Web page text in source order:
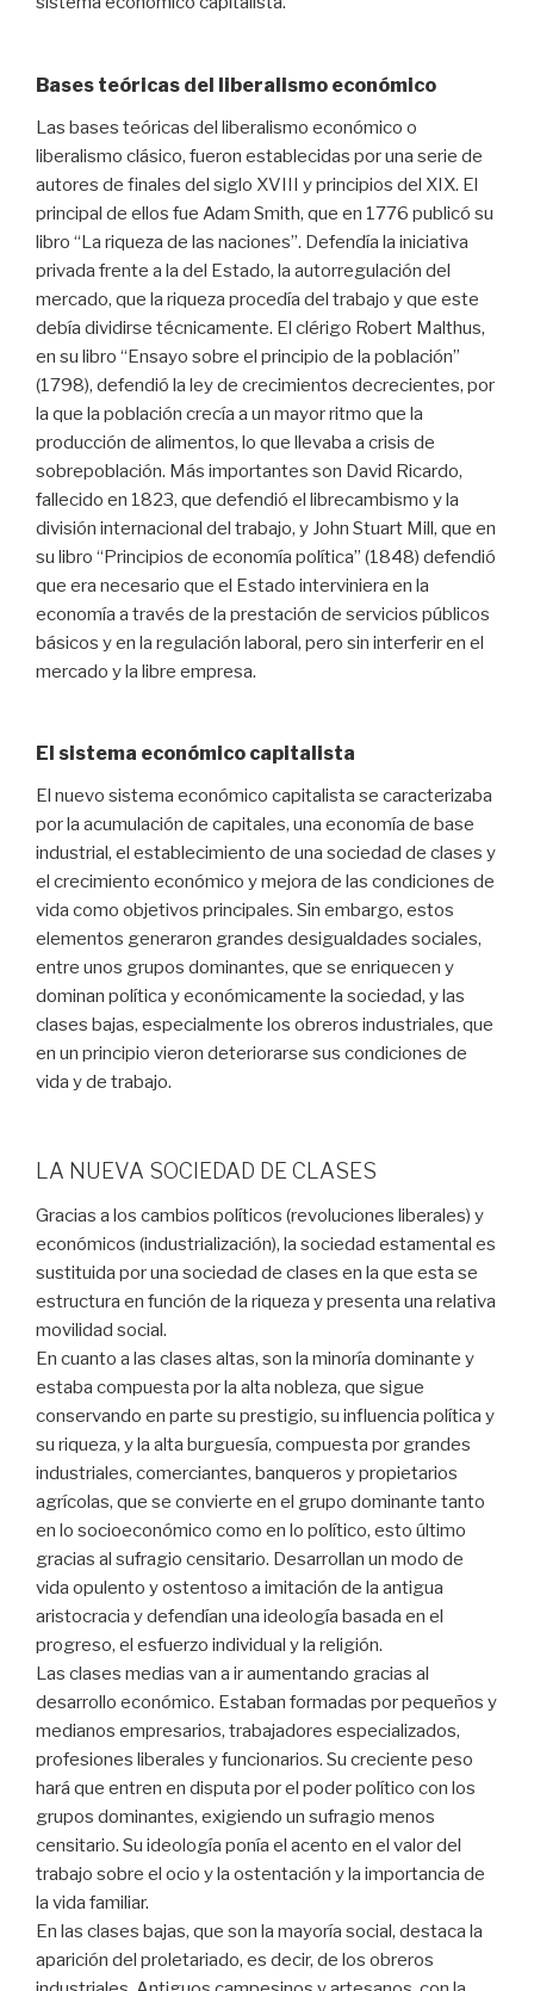
Bases teóricas del liberalismo económico
Las bases teóricas del liberalismo económico o
liberalismo clásico, fueron establecidas por una serie de
autores de finales del siglo XVIII y principios del XIX. El
principal de ellos fue Adam Smith, que en 1776 publicó su
libro “La riqueza de las naciones”. Defendía la iniciativa
privada frente a la del Estado, la autorregulación del
mercado, que la riqueza procedía del trabajo y que este
debía dividirse técnicamente. El clérigo Robert Malthus,
en su libro “Ensayo sobre el principio de la población”
(1798), defendió la ley de crecimientos decrecientes, por
la que la población crecía a un mayor ritmo que la
producción de alimentos, lo que llevaba a crisis de
sobrepoblación. Más importantes son David Ricardo,
fallecido en 1823, que defendió el librecambismo y la
división internacional del trabajo, y John Stuart Mill, que en
su libro “Principios de economía política” (1848) defendió
que era necesario que el Estado interviniera en la
economía a través de la prestación de servicios públicos
básicos y en la regulación laboral, pero sin interferir en el
mercado y la libre empresa.
El sistema económico capitalista
El nuevo sistema económico capitalista se caracterizaba
por la acumulación de capitales, una economía de base
industrial, el establecimiento de una sociedad de clases y
el crecimiento económico y mejora de las condiciones de
vida como objetivos principales. Sin embargo, estos
elementos generaron grandes desigualdades sociales,
entre unos grupos dominantes, que se enriquecen y
dominan política y económicamente la sociedad, y las
clases bajas, especialmente los obreros industriales, que
en un principio vieron deteriorarse sus condiciones de
vida y de trabajo.
LA NUEVA SOCIEDAD DE CLASES
Gracias a los cambios políticos (revoluciones liberales) y
económicos (industrialización), la sociedad estamental es
sustituida por una sociedad de clases en la que esta se
estructura en función de la riqueza y presenta una relativa
movilidad social.
En cuanto a las clases altas, son la minoría dominante y
estaba compuesta por la alta nobleza, que sigue
conservando en parte su prestigio, su influencia política y
su riqueza, y la alta burguesía, compuesta por grandes
industriales, comerciantes, banqueros y propietarios
agrícolas, que se convierte en el grupo dominante tanto
en lo socioeconómico como en lo político, esto último
gracias al sufragio censitario. Desarrollan un modo de
vida opulento y ostentoso a imitación de la antigua
aristocracia y defendían una ideología basada en el
progreso, el esfuerzo individual y la religión.
Las clases medias van a ir aumentando gracias al
desarrollo económico. Estaban formadas por pequeños y
medianos empresarios, trabajadores especializados,
profesiones liberales y funcionarios. Su creciente peso
hará que entren en disputa por el poder político con los
grupos dominantes, exigiendo un sufragio menos
censitario. Su ideología ponía el acento en el valor del
trabajo sobre el ocio y la ostentación y la importancia de
la vida familiar.
En las clases bajas, que son la mayoría social, destaca la
aparición del proletariado, es decir, de los obreros